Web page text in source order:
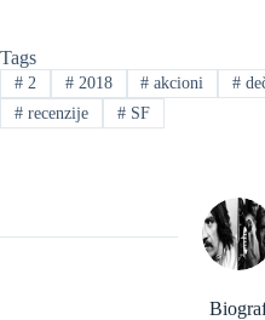
Tags
#2 #2018 # akcioni #
#recenzije #SF